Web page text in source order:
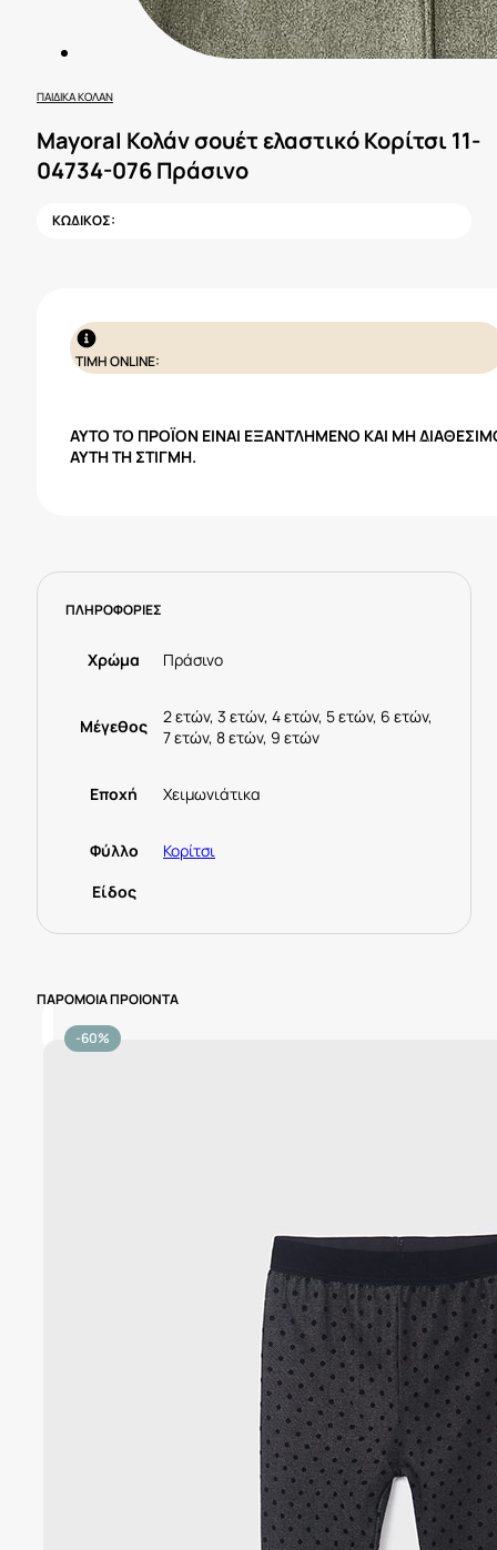
ΠΑΙΔΙΚΆ ΚΟΛΆΝ
Mayoral Κολάν σουέτ ελαστικό Κορίτσι 11-
04734-076 Πράσινο
ΚΩΔΙΚΟΣ:
ΤΙΜΗ ONLINE:
ΑΥΤΌ ΤΟ ΠΡΟΪΌΝ ΕΊΝΑΙ ΕΞΑΝΤΛΗΜΈΝΟ ΚΑΙ ΜΗ
ΑΥΤΉ ΤΗ ΣΤΙΓΜΉ.
ΠΛΗΡΟΦΟΡΙΕΣ
Χρώμα Πράσινο
Μέγεθος
2 ετών, 3 ετών, 4 ετών, 5 ετών, 6 ετών,
7 ετών, 8 ετών, 9 ετών
Εποχή Χειμωνιάτικα
Φύλλο
Κορίτσι
Είδος
ΠΑΡΟΜΟΙΑ ΠΡΟΙΟΝΤΑ
-60%